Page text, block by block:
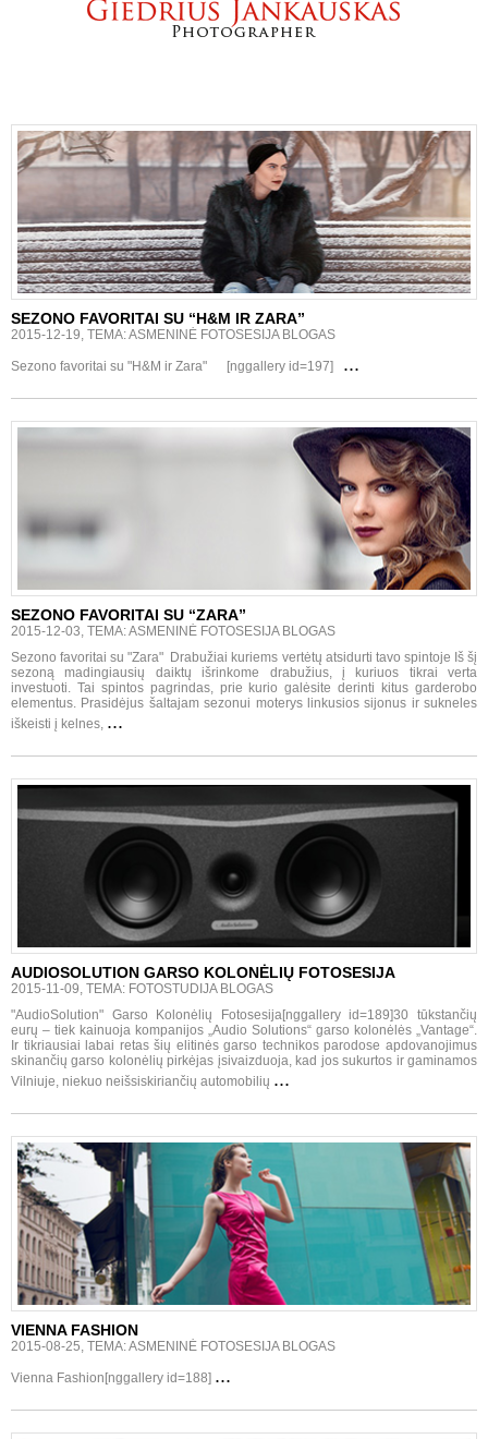
SEZONO FAVORITAI SU “H&M IR ZARA”
2015-12-19, TEMA: ASMENINĖ FOTOSESIJA BLOGAS
Sezono favoritai su "H&M ir Zara" [nggallery id=197] ...
SEZONO FAVORITAI SU “ZARA”
2015-12-03, TEMA: ASMENINĖ FOTOSESIJA BLOGAS
Sezono favoritai su "Zara" Drabužiai kuriems vertėtų atsidurti tavo spintoje Iš šį
sezoną madingiausių daiktų išrinkome drabužius, į kuriuos tikrai verta
investuoti. Tai spintos pagrindas, prie kurio galėsite derinti kitus garderobo
elementus. Prasidėjus šaltajam sezonui moterys linkusios sijonus ir sukneles
iškeisti į kelnes, ...
AUDIOSOLUTION GARSO KOLONĖLIŲ FOTOSESIJA
2015-11-09, TEMA: FOTOSTUDIJA BLOGAS
"AudioSolution" Garso Kolonėlių Fotosesija[nggallery id=189]30 tūkstančių
eurų – tiek kainuoja kompanijos „Audio Solutions“ garso kolonėlės „Vantage“.
Ir tikriausiai labai retas šių elitinės garso technikos parodose apdovanojimus
skinančių garso kolonėlių pirkėjas įsivaizduoja, kad jos sukurtos ir gaminamos
Vilniuje, niekuo neišsiskiriančių automobilių ...
VIENNA FASHION
2015-08-25, TEMA: ASMENINĖ FOTOSESIJA BLOGAS
Vienna Fashion[nggallery id=188] ...